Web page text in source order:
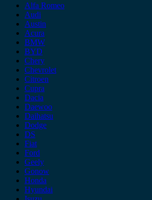
Alfa Romeo
Audi
Austin
Acura
BMW
BYD
Chery
Chevrolet
Citroen
Cupra
Dacia
Daewoo
Daihatsu
Dodge
DS
Fiat
Ford
Geely
Gonow
Honda
Hyundai